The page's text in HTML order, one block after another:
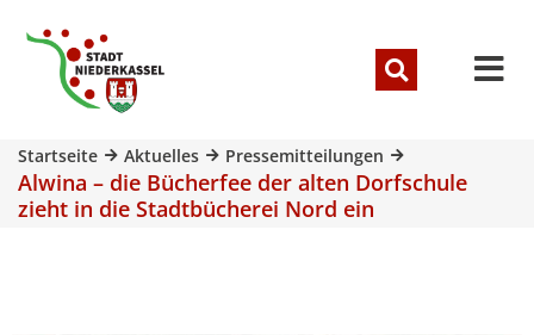
Startseite Aktuelles Pressemitteilungen
Alwina – die Bücherfee der alten Dorfschule
zieht in die Stadtbücherei Nord ein